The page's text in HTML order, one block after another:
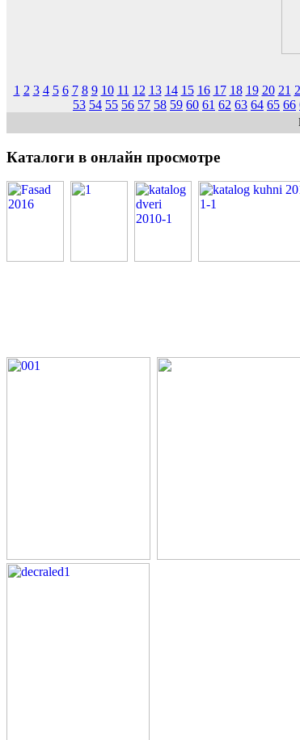
1 2 3 4 5 6 7 8 9 10 11 12 13 14 15 16 17 18 19 20 21
53 54 55 56 57 58 59 60 61 62 63 64 65 66
Каталоги в онлайн просмотре